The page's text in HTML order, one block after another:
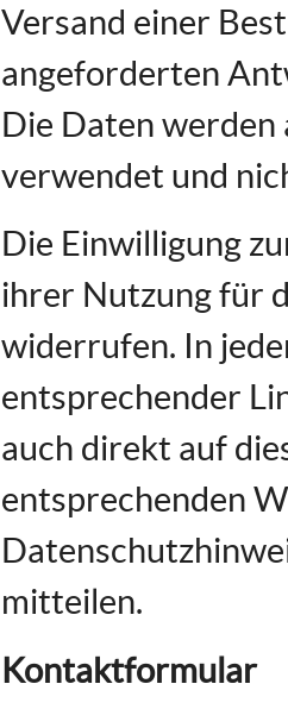
Versand einer
angeforderten
Die Daten
verwendet und
Die Einwilligung
ihrer Nutzung für
widerrufen. In
entsprechender
auch direkt auf
entsprechenden
mitteilen.
Kontaktformular